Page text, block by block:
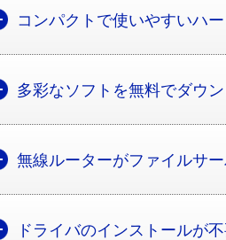
コンパクトで使いやすいハ
多彩なソフトを無料でダウン
無線ルーターがファイルサー
ドライバのインストールが